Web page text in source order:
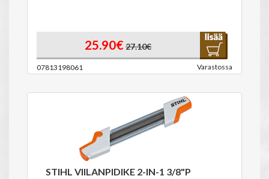
25.90€ 27.10€
07813198061 Varastossa
STIHL VIILANPIDIKE 2-IN-1 3/8"P